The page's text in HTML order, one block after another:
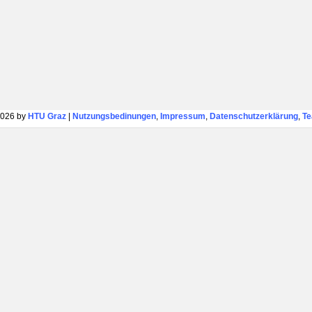
by HTU Graz| Nutzungsbedinungen, Impressum, Datenschutzerklärung,